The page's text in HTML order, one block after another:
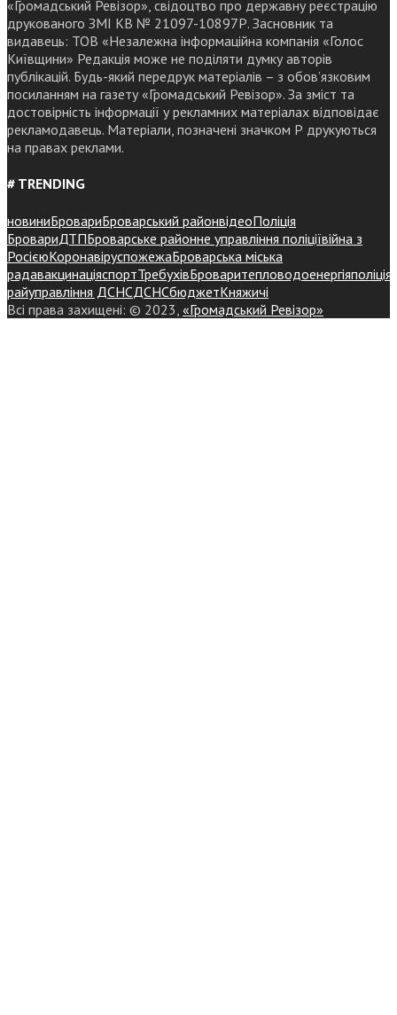
«Громадський Ревізор», свідоцтво про державну реєстрацію
друкованого ЗМІ КВ № 21097-10897Р. Засновник та
видавець: ТОВ «Незалежна інформаційна компанія «Голос
Київщини» Редакція може не поділяти думку авторів
публікацій. Будь-який передрук матеріалів – з обов’язковим
посиланням на газету «Громадський Ревізор». За зміст та
достовірність інформації у рекламних матеріалах відповідає
рекламодавець. Матеріали, позначені значком Р друкуються
на правах реклами.
# TRENDING
новиниБровариБроварський районвідеоПоліція
БровариДТПБроварське районне управління поліціївійна з
РосієюКоронавіруспожежаБроварська міська
радавакцинаціяспортТребухівБроваритепловодоенергіяполіція
райуправління ДСНСДСНСбюджетКняжичі
Всі права захищені: © 2023, «Громадський Ревізор»